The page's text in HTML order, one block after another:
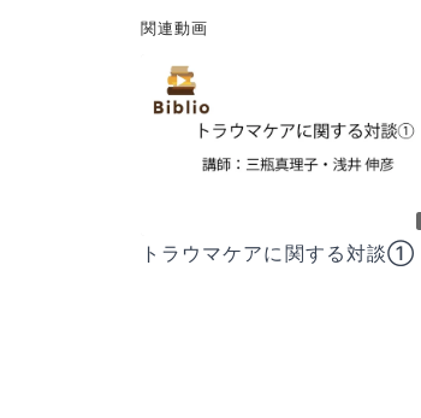
関連動画
トラウマケアに関する対談①